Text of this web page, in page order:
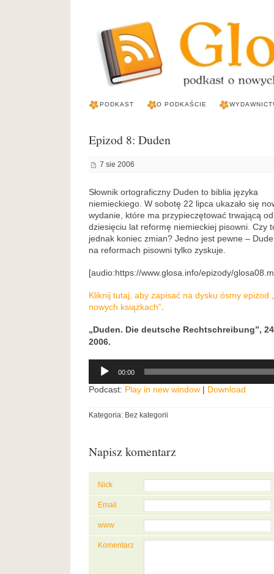
PODKAST O PODKAŚCIE
Epizod 8: Duden
7 sie 2006
Słownik ortograficzny Duden to biblia języka
niemieckiego. W sobotę 22 lipca ukazało się
wydanie, które ma przypieczętować trwającą od
dziesięciu lat reformę niemieckiej pisowni. Czy
jednak koniec zmian? Jedno jest pewne –
na reformach pisowni tylko zyskuje.
[audio:https://www.glosa.info/epizody/
Kliknij tutaj, aby zapisać na dysku ósmy epizod
nowych książkach”.
„Duden. Die deutsche Rechtschreibung”,
2006.
Odtwarzacz
plików
dźwiękowych
00:00
Podcast: Play in new window Download
Kategoria: Bez kategorii
Napisz komentarz
Nick
Email
www
Komentarz